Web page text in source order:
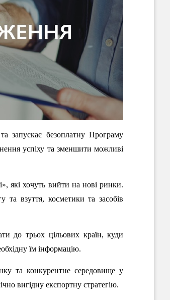
запускає безоплатну Програму
успіху та зменшити можливі
які хочуть вийти на нові ринки.
та взуття, косметики та засобів
до трьох цільових країн, куди
їм інформацію.
та конкурентне середовище у
вигідну експортну стратегію.